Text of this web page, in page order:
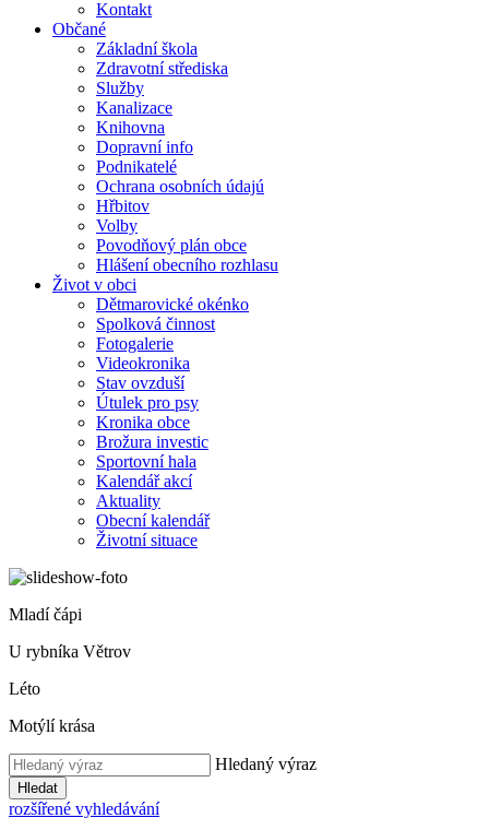
Kontakt
Občané
Základní škola
Zdravotní střediska
Služby
Kanalizace
Knihovna
Dopravní info
Podnikatelé
Ochrana osobních údajú
Hřbitov
Volby
Povodňový plán obce
Hlášení obecního rozhlasu
Život v obci
Dětmarovické okénko
Spolková činnost
Fotogalerie
Videokronika
Stav ovzduší
Útulek pro psy
Kronika obce
Brožura investic
Sportovní hala
Kalendář akcí
Aktuality
Obecní kalendář
Životní situace
Mladí čápi
U rybníka Větrov
Léto
Motýlí krása
Hledaný výraz
Hledat
rozšířené vyhledávání